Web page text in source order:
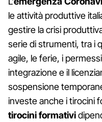
le attività produttive
gestire la crisi
serie di strumenti, tra i
agile, le ferie, i
integrazione e il
sospensione
investe anche i tirocini
tirocini formativi